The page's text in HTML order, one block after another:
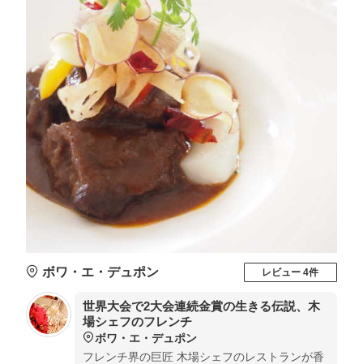
ボワ・エ・デュポン レビュー 4件
世界大会で2大会連続金賞の生きる伝説、木
場シェフのフレンチ
ボワ・エ・デュポン
フレンチ界の巨匠 木場シェフのレストランが香